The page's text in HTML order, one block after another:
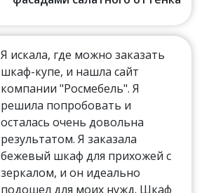
Я искала, где можно заказать
шкаф-купе, и нашла сайт
компании "Росмебель". Я
решила попробовать и
осталась очень довольна
результатом. Я заказала
бежевый шкаф для прихожей с
зеркалом, и он идеально
подошел для моих нужд. Шкаф